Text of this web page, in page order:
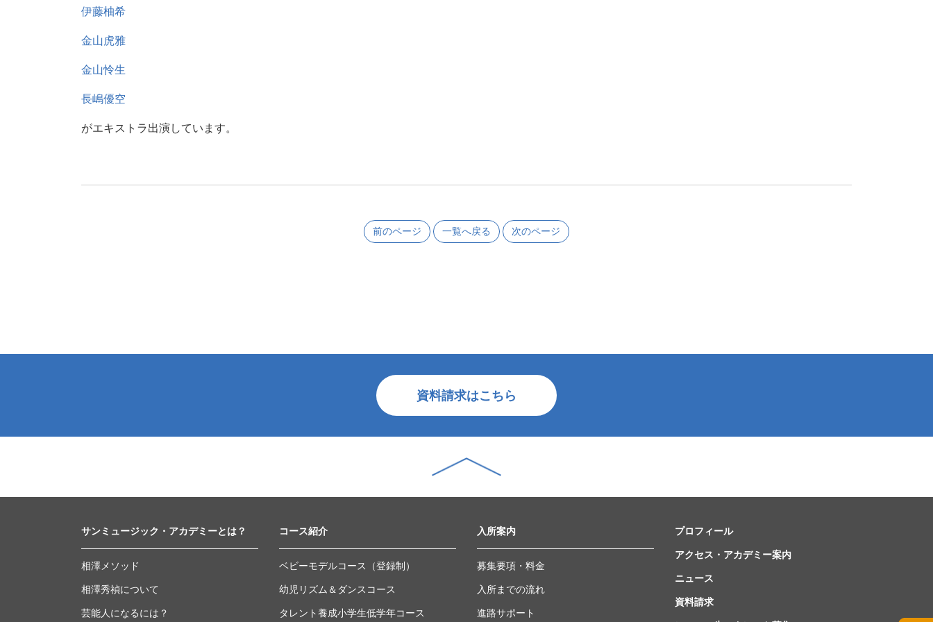
伊藤柚希
金山虎雅
金山怜生
長嶋優空
がエキストラ出演しています。
前のページ 一覧へ戻る 次のページ
資料請求はこちら
サンミュージック・アカデミーとは？
相澤メソッド
相澤秀禎について
芸能人になるには？
コース紹介
ベビーモデルコース（登録制）
幼児リズム＆ダンスコース
タレント養成小学生低学年コース
入所案内
募集要項・料金
入所までの流れ
進路サポート
プロフィール
アクセス・アカデミー案内
ニュース
資料請求